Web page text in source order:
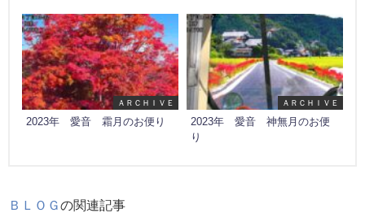
ＡＲＣＨＩＶＥ
2023年 愛音 霜月のお便り
ＡＲＣＨＩＶＥ
2023年 愛音 神無月のお便
り
ＢＬＯＧの関連記事